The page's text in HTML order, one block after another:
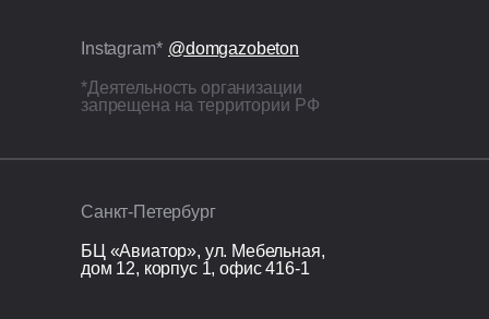
БЦ «Авиатор», ул. Мебельная,
дом 12, корпус 1, офис 416-1
Санкт-Петербург
Instagram* @domgazobeton
*Деятельность организации
запрещена на территории РФ